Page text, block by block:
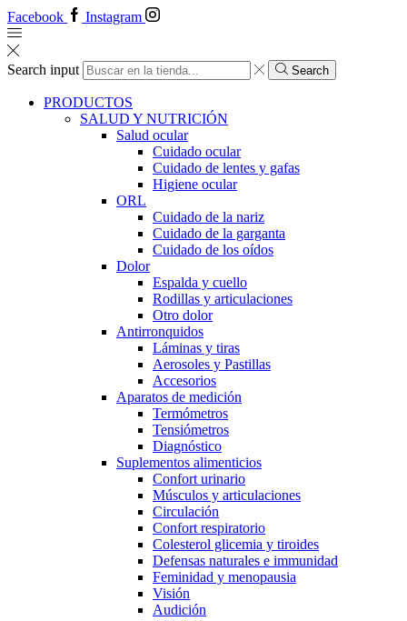
Facebook Instagram
Search input Search
PRODUCTOS
SALUD Y NUTRICIÓN
Salud ocular
Cuidado ocular
Cuidado de lentes y gafas
Higiene ocular
ORL
​​Cuidado de la nariz
​​Cuidado de la garganta
​​Cuidado de los oídos
Dolor
Espalda y cuello
Rodillas y articulaciones
Otro dolor
Antirronquidos
Láminas y tiras
Aerosoles y Pastillas
Accesorios
Aparatos de medición
Termómetros
Tensiómetros
Diagnóstico
Suplementos alimenticios
Confort urinario
Músculos y articulaciones
Circulación
Confort respiratorio
Colesterol glicemia y tiroides
Defensas naturales e immunidad
Feminidad y menopausia
Visión
Audición